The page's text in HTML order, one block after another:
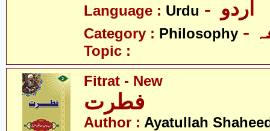
Language : Urdu
Category : Philosophy
Topic :
Fitrat - New
فطرت
Author : Ayatullah